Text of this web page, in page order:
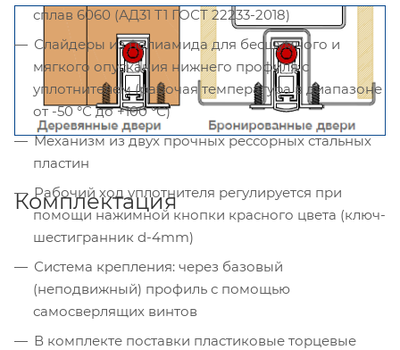
сплав 6060 (АД31 Т1 ГОСТ 22233-2018)
Слайдеры из полиамида для бесшумного и
мягкого опускания нижнего профиля с
уплотнителем (рабочая температура в диапазоне
от -50 °С до +100 °С)
Механизм из двух прочных рессорных стальных
пластин
Рабочий ход уплотнителя регулируется при
помощи нажимной кнопки красного цвета (ключ-
шестигранник d-4mm)
Система крепления: через базовый
(неподвижный) профиль с помощью
самосверлящих винтов
В комплекте поставки пластиковые торцевые
Комплектация